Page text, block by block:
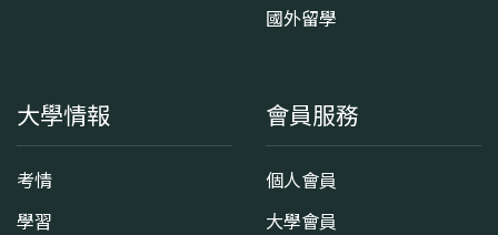
國外留學
大學情報
考情
學習
會員服務
個人會員
大學會員